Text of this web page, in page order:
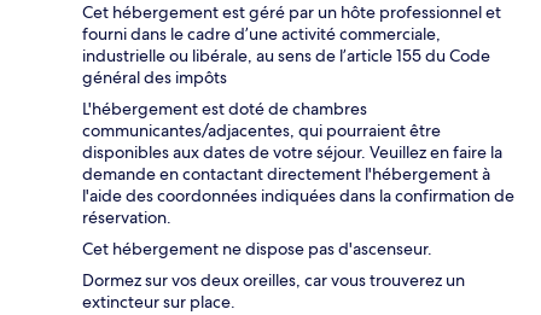
Cet hébergement est géré par un hôte professionnel et
fourni dans le cadre d’une activité commerciale,
industrielle ou libérale, au sens de l’article 155 du Code
général des impôts
L'hébergement est doté de chambres
communicantes/adjacentes, qui pourraient être
disponibles aux dates de votre séjour. Veuillez en faire la
demande en contactant directement l'hébergement à
l'aide des coordonnées indiquées dans la confirmation de
réservation.
Cet hébergement ne dispose pas d'ascenseur.
Dormez sur vos deux oreilles, car vous trouverez un
extincteur sur place.